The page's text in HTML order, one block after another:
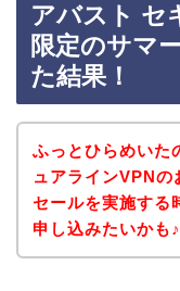
アバスト セ
限定のサマ
た結果！
ふっとひらめいた
ュアラインVPNの
セールを実施する
申し込みたいかも♪